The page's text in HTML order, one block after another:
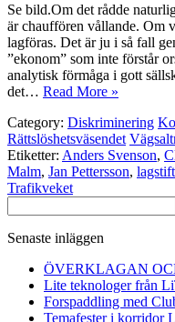
Se bild.Om det rådde
är chauffören vållande. Om
lagföras. Det är ju i så fall
”ekonom” som inte förstår
analytisk förmåga i gott
det… Read More »
Category: Diskriminering
Rättslöshetsväsendet
Etiketter: Anders Svenson,
Malm, Jan Pettersson,
Trafikveket
efter:
Senaste inläggen
ÖVERKLAGAN
Lite teknologer från
Forspaddling med
Temafester i korridor